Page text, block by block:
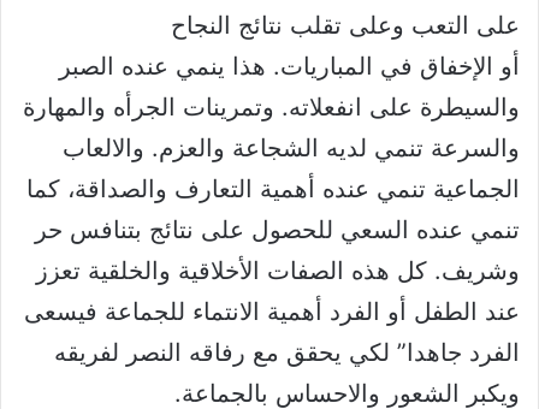
على التعب وعلى تقلب نتائج النجاح
أو الإخفاق في المباريات. هذا ينمي عنده الصبر
والسيطرة على انفعلاته. وتمرينات الجرأه والمهارة
والسرعة تنمي لديه الشجاعة والعزم. والالعاب
الجماعية تنمي عنده أهمية التعارف والصداقة، كما
تنمي عنده السعي للحصول على نتائج بتنافس حر
وشريف. كل هذه الصفات الأخلاقية والخلقية تعزز
عند الطفل أو الفرد أهمية الانتماء للجماعة فيسعى
الفرد جاهدا” لكي يحقق مع رفاقه النصر لفريقه
ويكبر الشعور والاحساس بالجماعة.